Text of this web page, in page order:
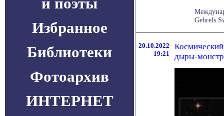
Избранное
Библиотеки
Фотоархив
ИНТЕРНЕТ
Gehrels
20.10.2022
19:21
дыры-